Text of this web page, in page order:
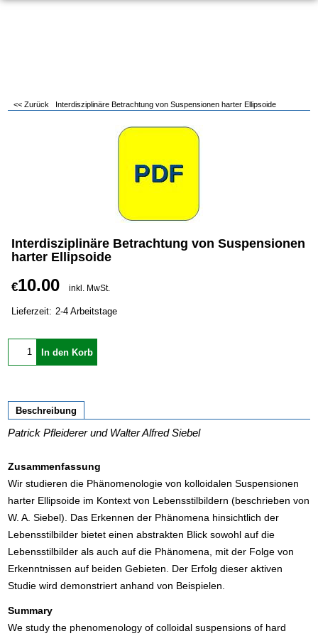
<< Zurück Interdisziplinäre Betrachtung von Suspensionen harter Ellipsoide
Interdisziplinäre Betrachtung von Suspensionen
harter Ellipsoide
€10.00 inkl. MwSt.
Lieferzeit: 2-4 Arbeitstage
In den Korb
Beschreibung
Patrick Pfleiderer und Walter Alfred Siebel
Zusammenfassung
Wir studieren die Phänomenologie von kolloidalen Suspensionen
harter Ellipsoide im Kontext von Lebensstilbildern (beschrieben von
W. A. Siebel). Das Erkennen der Phänomena hinsichtlich der
Lebensstilbilder bietet einen abstrakten Blick sowohl auf die
Lebensstilbilder als auch auf die Phänomena, mit der Folge von
Erkenntnissen auf beiden Gebieten. Der Erfolg dieser aktiven
Studie wird demonstriert anhand von Beispielen.
Summary
We study the phenomenology of colloidal suspensions of hard